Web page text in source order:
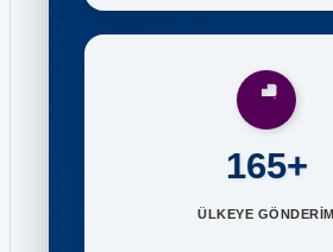
165+
ÜLKEYE GÖNDERİM